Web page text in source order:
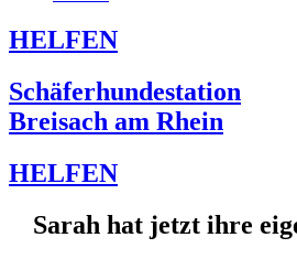
HELFEN
Schäferhundestation
Breisach am Rhein
HELFEN
Sarah hat jetzt ihre